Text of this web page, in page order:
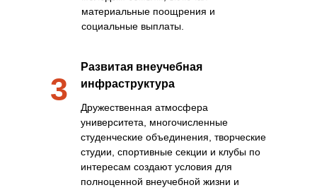
материальные поощрения и
социальные выплаты.
3
Развитая внеучебная
инфраструктура
Дружественная атмосфера
университета, многочисленные
студенческие объединения, творческие
студии, спортивные секции и клубы по
интересам создают условия для
полноценной внеучебной жизни и